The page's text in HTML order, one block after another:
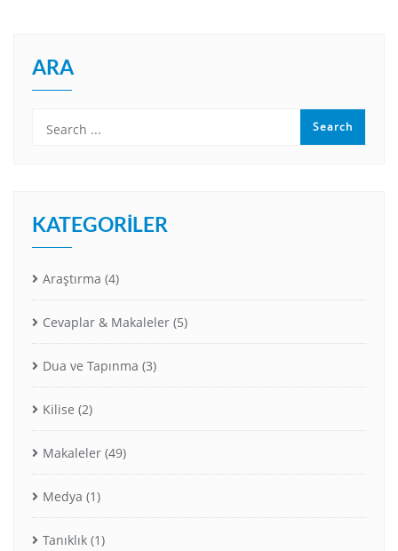
ARA
KATEGORILER
Araştırma (4)
Cevaplar & Makaleler (5)
Dua ve Tapınma (3)
Kilise (2)
Makaleler (49)
Medya (1)
Tanıklık (1)